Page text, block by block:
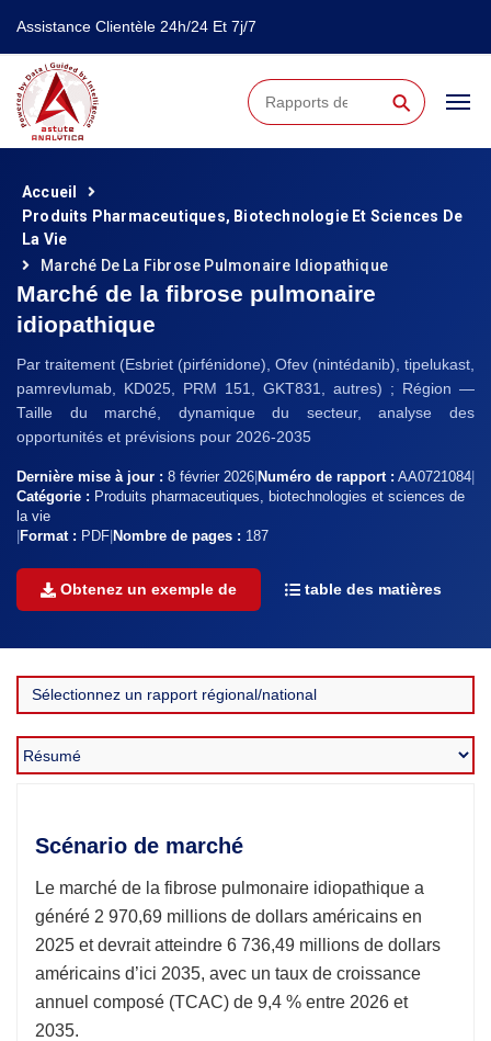
Assistance Clientèle 24h/24 Et 7j/7
⚲
Accueil
Produits Pharmaceutiques, Biotechnologie Et Sciences De
La Vie
Marché De La Fibrose Pulmonaire Idiopathique
Marché de la fibrose pulmonaire
idiopathique
Par traitement (Esbriet (pirfénidone), Ofev (nintédanib), tipelukast,
pamrevlumab, KD025, PRM 151, GKT831, autres) ; Région —
Taille du marché, dynamique du secteur, analyse des
opportunités et prévisions pour 2026-2035
Dernière mise à jour : 8 février 2026 Numéro de rapport : AA0721084
Catégorie : Produits pharmaceutiques, biotechnologies et sciences de
la vie
Format : PDF Nombre de pages : 187
Obtenez un exemple de table des matières
Scénario de marché
Le marché de la fibrose pulmonaire idiopathique a
généré 2 970,69 millions de dollars américains en
2025 et devrait atteindre 6 736,49 millions de dollars
américains d’ici 2035, avec un taux de croissance
annuel composé (TCAC) de 9,4 % entre 2026 et
2035.